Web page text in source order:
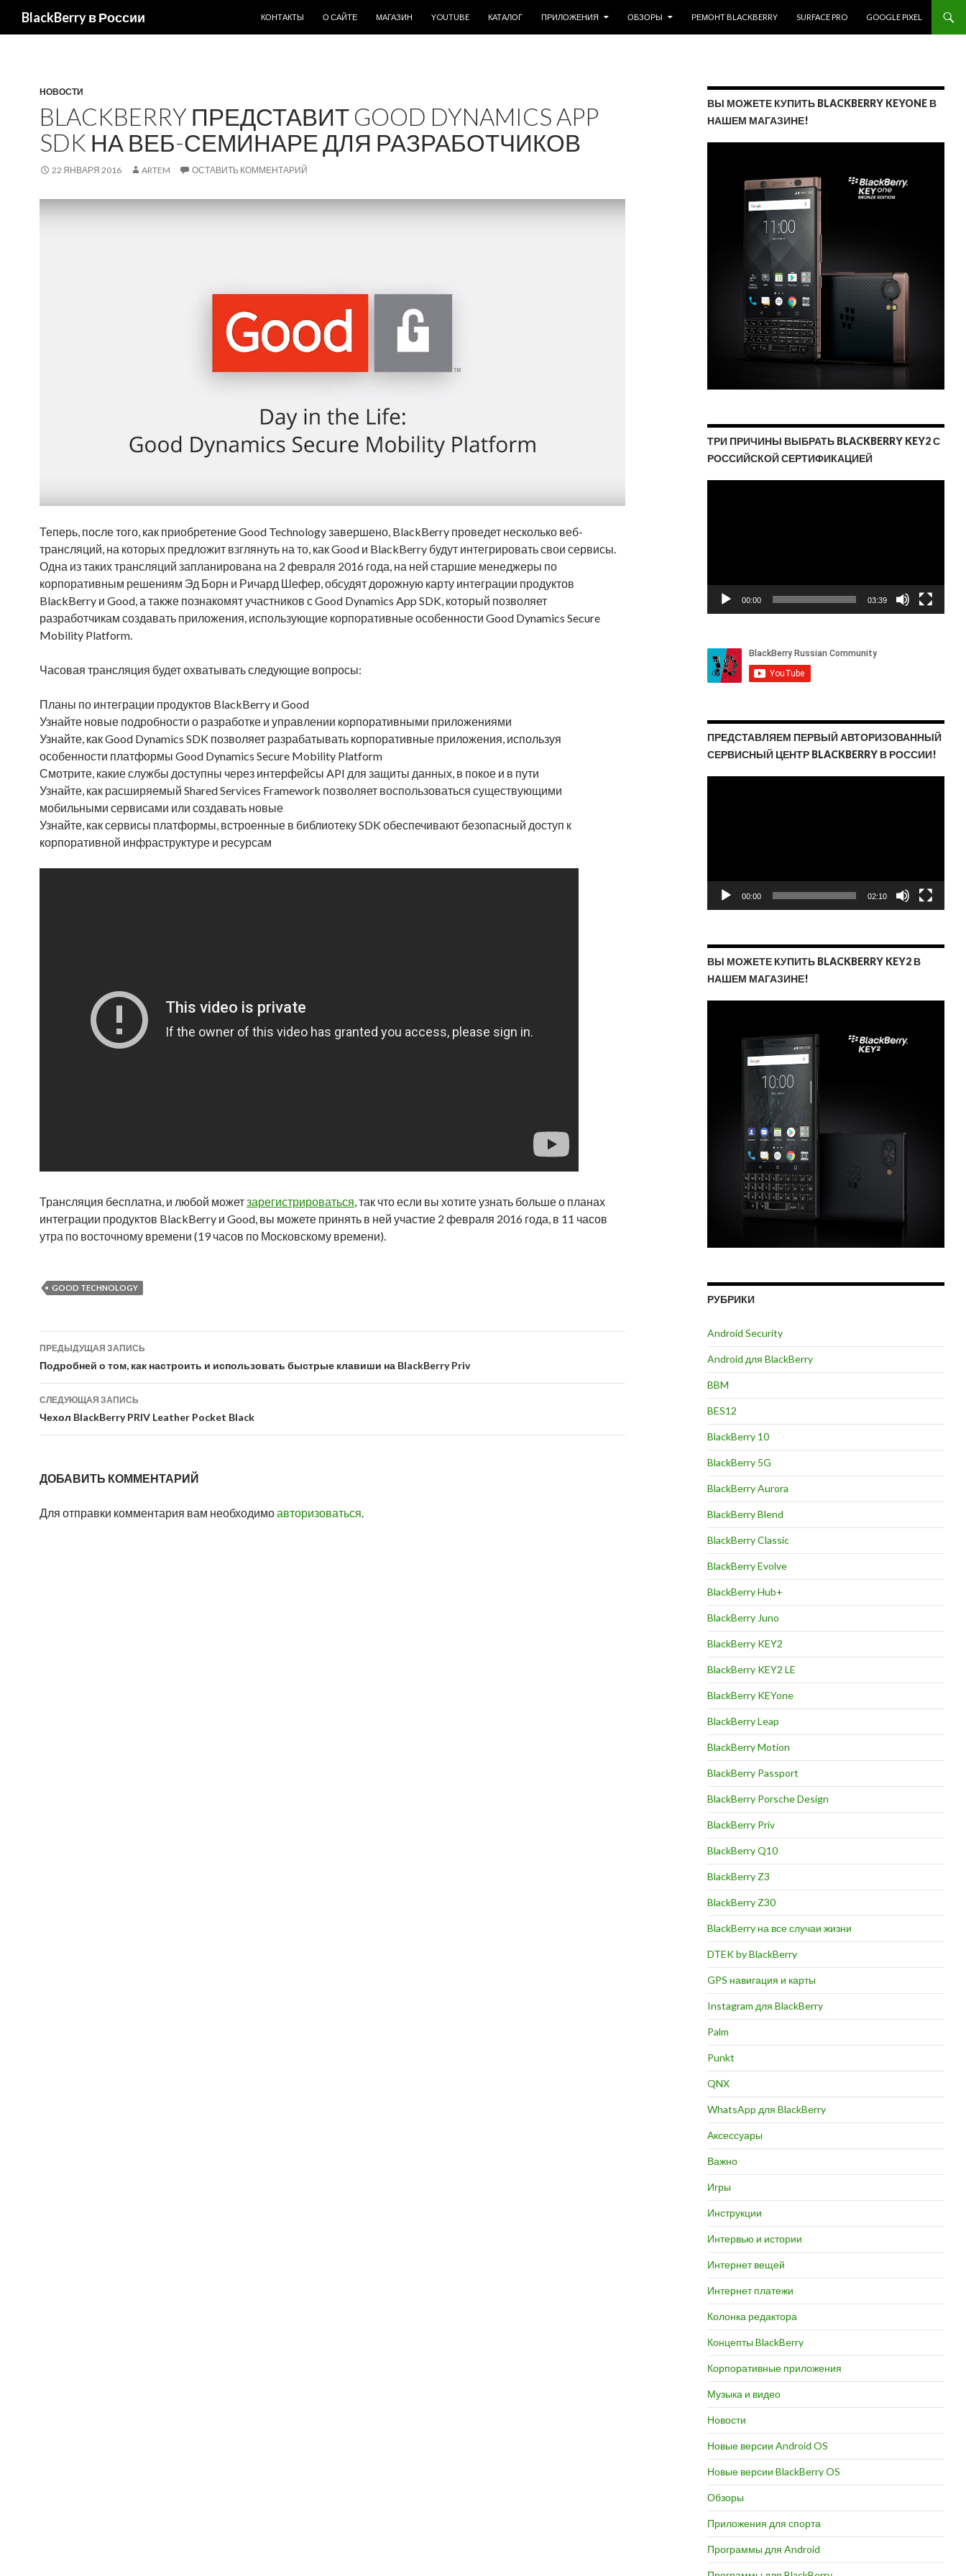
BlackBerry в России
КОНТАКТЫ
О САЙТЕ МАГАЗИН YOUTUBE КАТАЛОГ ПРИЛОЖЕНИЯ ОБЗОРЫ РЕМОНТ BLACKBERRY SURFACE PRO GOOGLE PIXEL
НОВОСТИ
BLACKBERRY ПРЕДСТАВИТ GOOD DYNAMICS APP
SDK НА ВЕБ-СЕМИНАРЕ ДЛЯ РАЗРАБОТЧИКОВ
22 ЯНВАРЯ 2016 ARTEM ОСТАВИТЬ КОММЕНТАРИЙ
Теперь, после того, как приобретение Good Technology завершено, BlackBerry проведет несколько веб-
трансляций, на которых предложит взглянуть на то, как Good и BlackBerry будут интегрировать свои сервисы.
Одна из таких трансляций запланирована на 2 февраля 2016 года, на ней старшие менеджеры по
корпоративным решениям Эд Борн и Ричард Шефер, обсудят дорожную карту интеграции продуктов
BlackBerry и Good, а также познакомят участников с Good Dynamics App SDK, который позволяет
разработчикам создавать приложения, использующие корпоративные особенности Good Dynamics Secure
Mobility Platform.
Часовая трансляция будет охватывать следующие вопросы:
Планы по интеграции продуктов BlackBerry и Good
Узнайте новые подробности о разработке и управлении корпоративными приложениями
Узнайте, как Good Dynamics SDK позволяет разрабатывать корпоративные приложения, используя
особенности платформы Good Dynamics Secure Mobility Platform
Смотрите, какие службы доступны через интерфейсы API для защиты данных, в покое и в пути
Узнайте, как расширяемый Shared Services Framework позволяет воспользоваться существующими
мобильными сервисами или создавать новые
Узнайте, как сервисы платформы, встроенные в библиотеку SDK обеспечивают безопасный доступ к
корпоративной инфраструктуре и ресурсам
Трансляция бесплатна, и любой можетзарегистрироваться , так что если вы хотите узнать больше о планах
интеграции продуктов BlackBerry и Good, вы можете принять в ней участие 2 февраля 2016 года, в 11 часов
утра по восточному времени (19 часов по Московскому времени).
GOOD TECHNOLOGY
Навигация
по
записям
ПРЕДЫДУЩАЯ ЗАПИСЬ
Подробней о том, как настроить и использовать быстрые клавиши на BlackBerry Priv
СЛЕДУЮЩАЯ ЗАПИСЬ
Чехол BlackBerry PRIV Leather Pocket Black
ДОБАВИТЬ КОММЕНТАРИЙ
Для отправки комментария вам необходимоавторизоваться
ВЫ МОЖЕТЕ КУПИТЬ BLACKBERRY KEYONE В
НАШЕМ МАГАЗИНЕ!
ТРИ ПРИЧИНЫ ВЫБРАТЬ BLACKBERRY KEY2 С
РОССИЙСКОЙ СЕРТИФИКАЦИЕЙ
00:00 03:39
ПРЕДСТАВЛЯЕМ ПЕРВЫЙ АВТОРИЗОВАННЫЙ
СЕРВИСНЫЙ ЦЕНТР BLACKBERRY В РОССИИ!
00:00 02:10
ВЫ МОЖЕТЕ КУПИТЬ BLACKBERRY KEY2 В
НАШЕМ МАГАЗИНЕ!
РУБРИКИ
Android Security
Android для BlackBerry
BBM
BES12
BlackBerry 10
BlackBerry 5G
BlackBerry Aurora
BlackBerry Blend
BlackBerry Classic
BlackBerry Evolve
BlackBerry Hub+
BlackBerry Juno
BlackBerry KEY2
BlackBerry KEY2 LE
BlackBerry KEYone
BlackBerry Leap
BlackBerry Motion
BlackBerry Passport
BlackBerry Porsche Design
BlackBerry Priv
BlackBerry Q10
BlackBerry Z3
BlackBerry Z30
BlackBerry на все случаи жизни
DTEK by BlackBerry
GPS навигация и карты
Instagram для BlackBerry
Palm
Punkt
QNX
WhatsApp для BlackBerry
Аксессуары
Важно
Игры
Инструкции
Интервью и истории
Интернет вещей
Интернет платежи
Колонка редактора
Концепты BlackBerry
Корпоративные приложения
Музыка и видео
Новости
Новые версии Android OS
Новые версии BlackBerry OS
Обзоры
Приложения для спорта
Программы для Android